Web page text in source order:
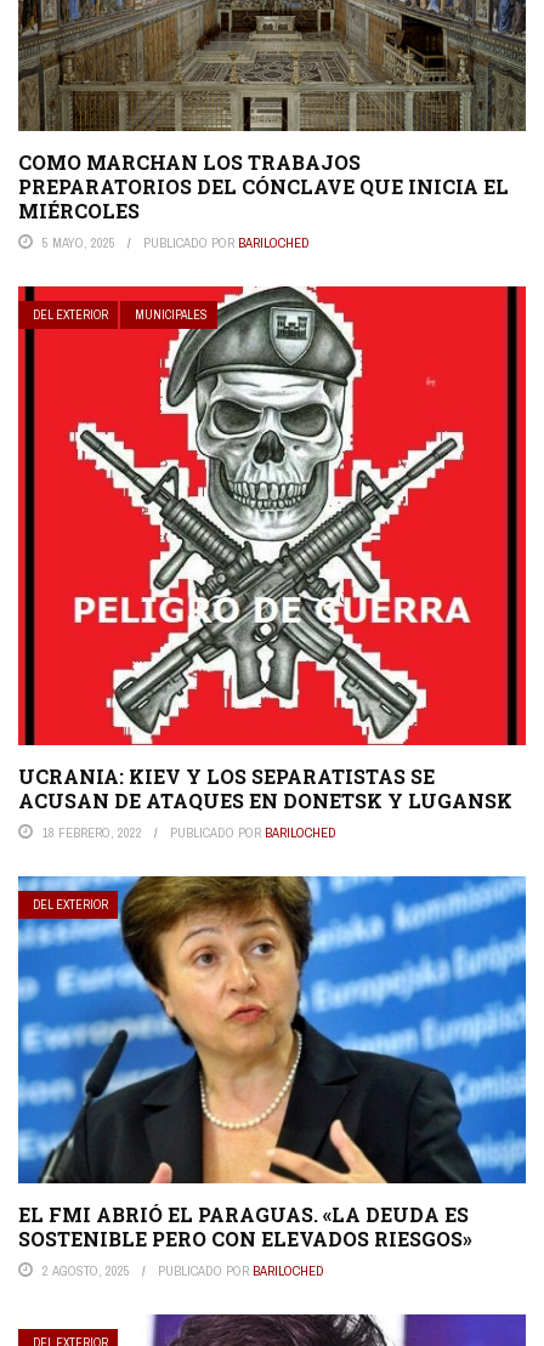
COMO MARCHAN LOS TRABAJOS
PREPARATORIOS DEL CÓNCLAVE QUE INICIA EL
MIÉRCOLES
5 MAYO, 2025 PUBLICADO POR BARILOCHED
DEL EXTERIOR MUNICIPALES
UCRANIA: KIEV Y LOS SEPARATISTAS SE
ACUSAN DE ATAQUES EN DONETSK Y LUGANSK
18 FEBRERO, 2022 PUBLICADO POR BARILOCHED
DEL EXTERIOR
EL FMI ABRIÓ EL PARAGUAS. «LA DEUDA ES
SOSTENIBLE PERO CON ELEVADOS RIESGOS»
2 AGOSTO, 2025 PUBLICADO POR BARILOCHED
DEL EXTERIOR